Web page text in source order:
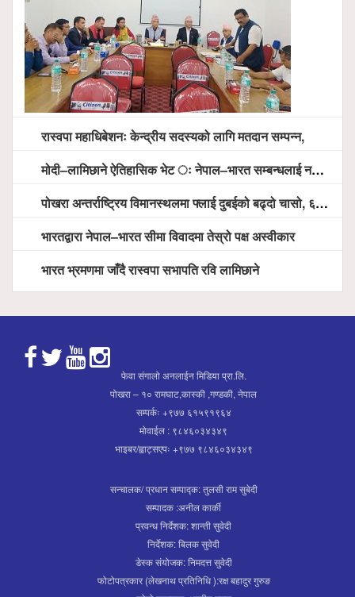
रास्वपा महाधिबेशनः केन्द्रीय सदस्यको लागि मतदान सम्पन्न,
मोदी–लामिछाने ऐतिहासिक भेट ः नेपाल–भारत सम्बन्धलाई नयाँ उचाइमा पु¥याउने साझा प्रतिबद्धता
पोखरा अन्तर्राष्ट्रिय विमानस्थलमा फ्लाई दुबईको बढ्दो चासो, ६ घण्टा लामो प्राविधिक निरीक्षणपछि दैनिक उडानको ढोका खुल्दै
भारतद्वारा नेपाल–भारत सीमा विवादमा तेस्रो पक्ष अस्वीकार
भारत भ्रमणमा जाँदै रास्वपा सभापति रवि लामिछाने
फेवा संगालो अनलाईन मिडिया प्रा.लि.
पोखरा – १० रामघाट,कास्की ,गण्डकी, नेपाल
सम्पर्कः +९७७ ६१५९१९६४
मोवाईल : ९८४६०३४३४९
भाइबर/ह्वाट्सएपः +९७७ ९८४६०३४३४९
सन्चालक/ प्रधान सम्पाद्क: तुलसी राम सुबेदी
सम्पादक :अनील कार्की
प्रवन्ध निर्देशक: शान्ती सुवेदी
निर्देशक: बिलक सुवेदी
डेस्क संयोजक: निमदत्त सुवेदी
फोटोपत्रकार (लेखनाथ प्रतिनिधि ):रक्ष बहादुर गुरुङ